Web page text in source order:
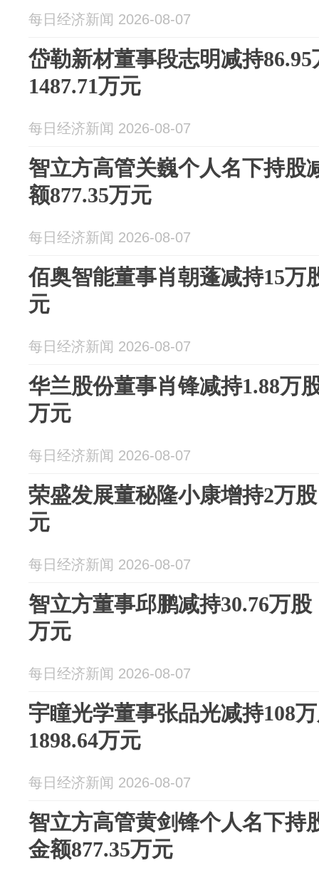
每日经济新闻 2026-08-07
岱勒新材董事段志明减持
1487.71万元
每日经济新闻 2026-08-07
智立方高管关巍个人名下持股
额877.35万元
每日经济新闻 2026-08-07
佰奥智能董事肖朝蓬减持15万
元
每日经济新闻 2026-08-07
华兰股份董事肖锋减持1.88万
万元
每日经济新闻 2026-08-07
荣盛发展董秘隆小康增持2万
元
每日经济新闻 2026-08-07
智立方董事邱鹏减持30.76万股
万元
每日经济新闻 2026-08-07
宇瞳光学董事张品光减持108
1898.64万元
每日经济新闻 2026-08-07
智立方高管黄剑锋个人名下持
金额877.35万元